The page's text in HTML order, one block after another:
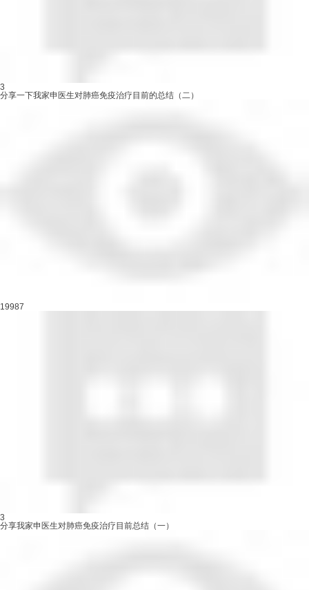
3
分享一下我家申医生对肺癌免疫治疗目前的总结（二）
19987
3
分享我家申医生对肺癌免疫治疗目前总结（一）